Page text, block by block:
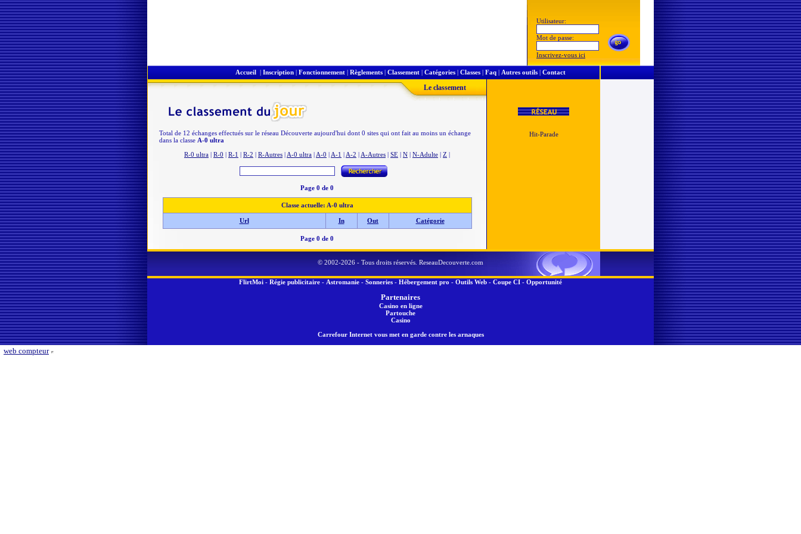
Utilisateur:
Mot de passe:
Inscrivez-vous ici
Accueil | Inscription | Fonctionnement | Règlements | Classement | Catégories | Classes | Faq | Autres outils | Contact
Le classement
Total de 12 échanges effectués sur le réseau Découverte aujourd'hui dont 0 sites qui ont fait au moins un échange
dans la classe A-0 ultra
R-0 ultra | R-0 | R-1 | R-2 | R-Autres | A-0 ultra | A-0 | A-1 | A-2 | A-Autres | SE | N | N-Adulte | Z |
Page 0 de 0
Classe actuelle: A-0 ultra
Url In Out Catégorie
Page 0 de 0
© 2002-2026 - Tous droits réservés. ReseauDecouverte.com
FlirtMoi - Régie publicitaire - Astromanie - Sonneries - Hébergement pro - Outils Web - Coupe CI - Opportunité
Partenaires
Casino en ligne
Partouche
Casino
Carrefour Internet vous met en garde contre les arnaques
web compteur